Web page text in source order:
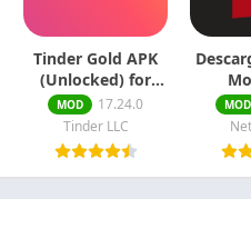
Tinder Gold APK
(Unlocked) for
Android
MOD
17.24.0
Tinder LLC
MOD